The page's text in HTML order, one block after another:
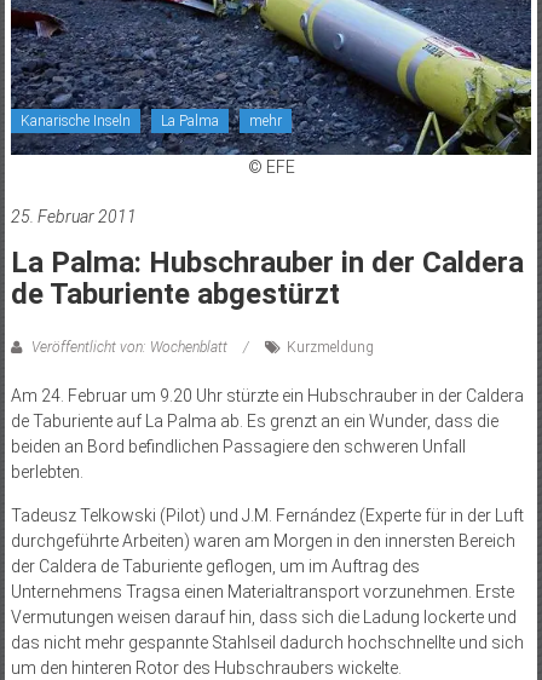
Kanarische Inseln La Palma mehr
© EFE
25. Februar 2011
La Palma: Hubschrauber in der Caldera
de Taburiente abgestürzt
Veröffentlicht von: Wochenblatt Kurzmeldung
Am 24. Februar um 9.20 Uhr stürzte ein Hubschrauber in der Caldera
de Taburiente auf La Palma ab. Es grenzt an ein Wunder, dass die
beiden an Bord befindlichen Passagiere den schweren Unfall
berlebten.
Tadeusz Telkowski (Pilot) und J.M. Fernández (Experte für in der Luft
durchgeführte Arbeiten) waren am Morgen in den innersten Bereich
der Caldera de Taburiente geflogen, um im Auftrag des
Unternehmens Tragsa einen Materialtransport vorzunehmen. Erste
Vermutungen weisen darauf hin, dass sich die Ladung lockerte und
das nicht mehr gespannte Stahlseil dadurch hochschnellte und sich
um den hinteren Rotor des Hubschraubers wickelte.